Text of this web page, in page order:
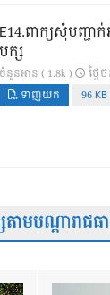
E14.ពាក្យសុំបញ្ជា
បក្ស
ចំនួនអាន ( 1.8k ) ថ្ងៃ​
ទាញយក 96 KB
បណ្តារាជធា